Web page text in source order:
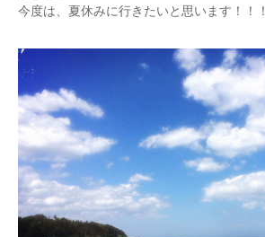
今度は、夏休みに行きたいと思います！！！